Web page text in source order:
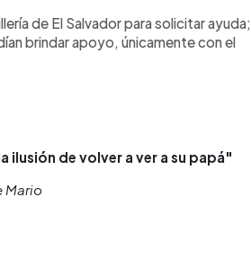
de El Salvador para solicitar ayuda;
brindar apoyo, únicamente con el
ilusión de volver a ver a su papá"
Mario